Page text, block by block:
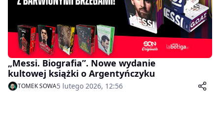
„Messi. Biografia”. Nowe wydanie
kultowej książki o Argentyńczyku
TOMEK SOWA5 lutego 2026, 12:56